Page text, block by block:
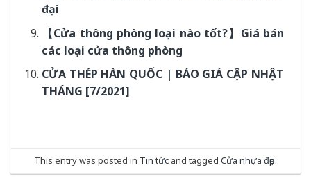
đại
【Cửa thông phòng loại nào tốt?】Giá bán
các loại cửa thông phòng
CỬA THÉP HÀN QUỐC | BÁO GIÁ CẬP NHẬT
THÁNG [7/2021]
This entry was posted in Tin tức and tagged Cửa nhựa đẹp.